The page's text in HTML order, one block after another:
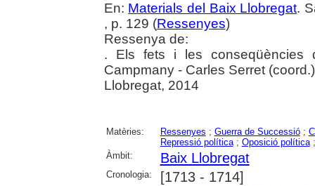
En: Materials del Baix Llobregat.
, p. 129 (Ressenyes)
Ressenya de:
. Els fets i les conseqüències
Campmany - Carles Serret
Llobregat, 2014
Matèries: Ressenyes ; Guerra de Successió;
Repressió política; Oposició política
Àmbit:
Baix Llobregat
Cronologia: [1713 - 1714]